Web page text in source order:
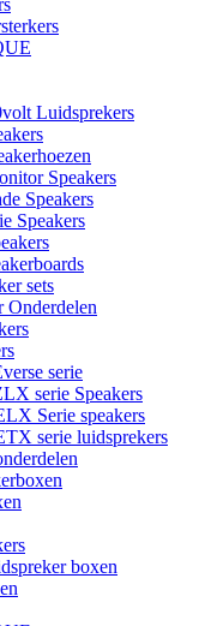
Luidsprekers
Speakers
Speakers
Speakers
sets
Onderdelen
serie
serie Speakers
Serie speakers
serie luidsprekers
boxen